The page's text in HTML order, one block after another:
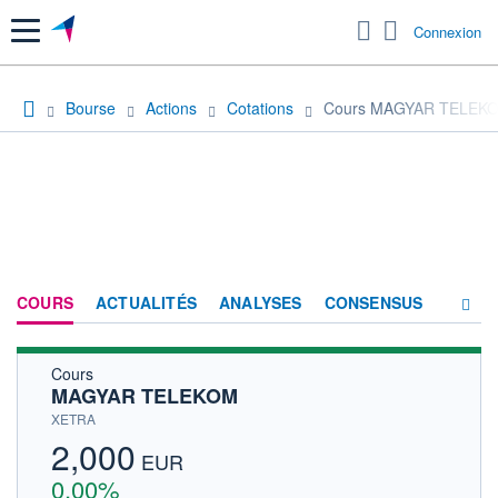
Menu Connexion
Bourse Actions Cotations Cours MAGYAR
COURS ACTUALITÉS ANALYSES CONSENSUS
Cours
MAGYAR TELEKOM
XETRA
2,000 EUR
0,00%